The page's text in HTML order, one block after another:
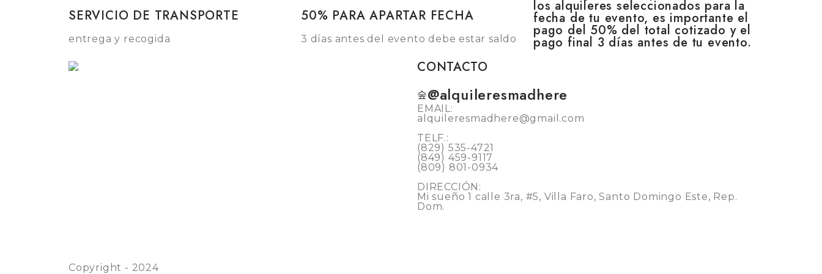
SERVICIO DE TRANSPORTE
entrega y recogida
50% PARA APARTAR FECHA
3 días antes del evento debe estar saldo
los alquileres seleccionados para la
fecha de tu evento, es importante el
pago del 50% del total cotizado y el
pago final 3 días antes de tu evento.
CONTACTO
@alquileresmadhere
EMAIL:
alquileresmadhere@gmail.com
TELF.:
(829) 535-4721
(849) 459-9117
(809) 801-0934
DIRECCIÓN:
Mi sueño 1 calle 3ra, #5, Villa Faro, Santo Domingo Este, Rep.
Dom.
Copyright - 2024